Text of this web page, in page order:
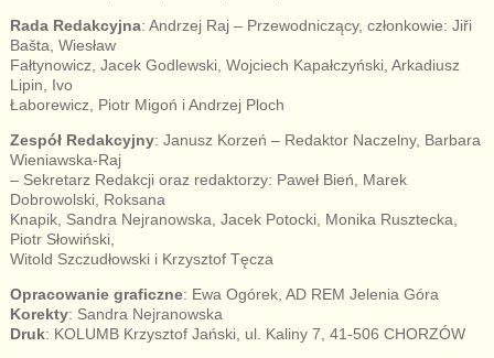
Rada Redakcyjna: Andrzej Raj – Przewodniczący, członkowie: Jiři
Bašta, Wiesław
Fałtynowicz, Jacek Godlewski, Wojciech Kapałczyński, Arkadiusz
Lipin, Ivo
Łaborewicz, Piotr Migoń i Andrzej Ploch
Zespół Redakcyjny: Janusz Korzeń – Redaktor Naczelny, Barbara
Wieniawska-Raj
– Sekretarz Redakcji oraz redaktorzy: Paweł Bień, Marek
Dobrowolski, Roksana
Knapik, Sandra Nejranowska, Jacek Potocki, Monika Rusztecka,
Piotr Słowiński,
Witold Szczudłowski i Krzysztof Tęcza
Opracowanie graficzne: Ewa Ogórek, AD REM Jelenia Góra
Korekty: Sandra Nejranowska
Druk: KOLUMB Krzysztof Jański, ul. Kaliny 7, 41-506 CHORZÓW